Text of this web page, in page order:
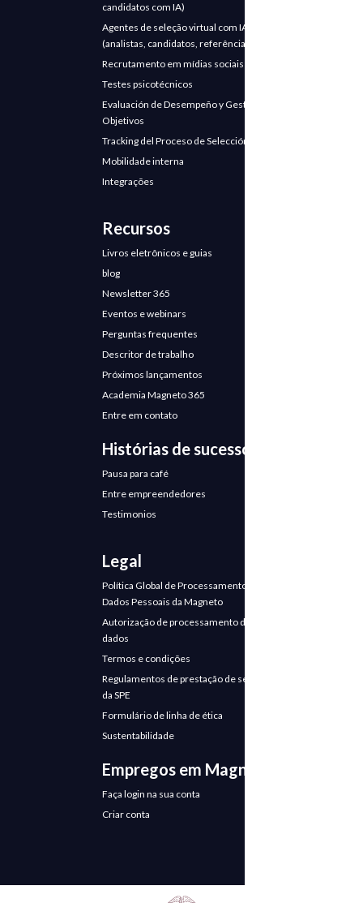
candidatos com IA)
Agentes de seleção virtual com IA
(analistas, candidatos, referências)
Recrutamento em mídias sociais
Testes psicotécnicos
Evaluación de Desempeño y Gestión de
Objetivos
Tracking del Proceso de Selección
Mobilidade interna
Integrações
Recursos
Livros eletrônicos e guias
blog
Newsletter 365
Eventos e webinars
Perguntas frequentes
Descritor de trabalho
Próximos lançamentos
Academia Magneto 365
Entre em contato
Histórias de sucesso
Pausa para café
Entre empreendedores
Testimonios
Legal
Política Global de Processamento de
Dados Pessoais da Magneto
Autorização de processamento de
dados
Termos e condições
Regulamentos de prestação de serviços
da SPE
Formulário de linha de ética
Sustentabilidade
Empregos em Magneto
Faça login na sua conta
Criar conta